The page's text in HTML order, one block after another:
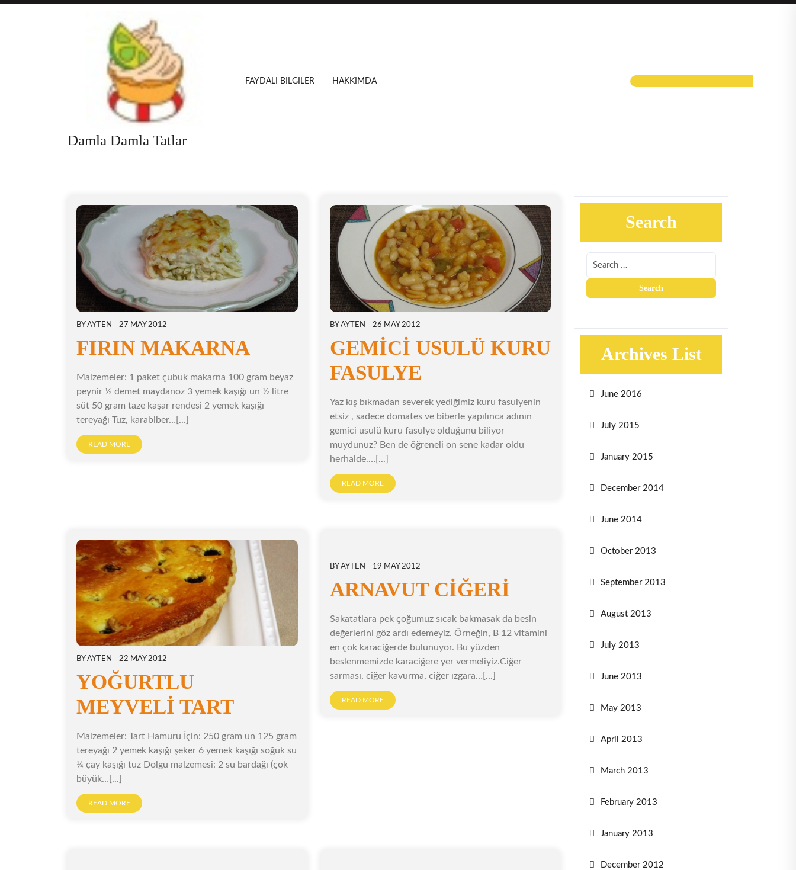
Skip
Damla Damla Tatlar
FAYDALI BILGILER HAKKIMDA
BYAYTEN 27 MAY 2012
FIRIN MAKARNA
Malzemeler: 1 paket çubuk makarna 100 gram beyaz
peynir ½ demet maydanoz 3 yemek kaşığı un ½ litre
süt 50 gram taze kaşar rendesi 2 yemek kaşığı
tereyağı Tuz, karabiber…[...]
READ MORE
BYAYTEN 26 MAY 2012
GEMİCİ USULÜ KURU
FASULYE
Yaz kış bıkmadan severek yediğimiz kuru fasulyenin
etsiz , sadece domates ve biberle yapılınca adının
gemici usulü kuru fasulye olduğunu biliyor
muydunuz? Ben de öğreneli on sene kadar oldu
herhalde.…[...]
READ MORE
BY AYTEN 22 MAY 2012
YOĞURTLU
MEYVELİ TART
Malzemeler: Tart Hamuru İçin: 250 gram un 125 gram
tereyağı 2 yemek kaşığı şeker 6 yemek kaşığı soğuk su
¼ çay kaşığı tuz Dolgu malzemesi: 2 su bardağı (çok
büyük…[...]
READ MORE
BYAYTEN 19 MAY 2012
ARNAVUT CİĞERİ
Sakatatlara pek çoğumuz sıcak bakmasak da besin
değerlerini göz ardı edemeyiz. Örneğin, B 12 vitamini
en çok karaciğerde bulunuyor. Bu yüzden
beslenmemizde karaciğere yer vermeliyiz.Ciğer
sarması, ciğer kavurma, ciğer ızgara…[...]
READ MORE
Search
Archives List
June 2016
July 2015
January 2015
December 2014
June 2014
October 2013
September 2013
August 2013
July 2013
June 2013
May 2013
April 2013
March 2013
February 2013
January 2013
December 2012